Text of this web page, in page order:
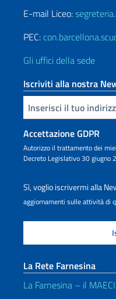
E-mail Liceo:
PEC:
Gli uffici della sede
Iscriviti alla nostra
Inserisci la tua email
Accettazione GDPR
Autorizzo il trattamento dei
Decreto Legislativo 30 giugno
Sì, voglio iscrivermi alla
aggiornamenti sulle attività di
La Rete Farnesina
La Farnesina – il MAECI